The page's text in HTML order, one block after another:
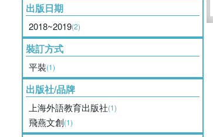
出版日期
2018~2019(2)
裝訂方式
平裝(1)
出版社/品牌
上海外語教育出版社(1)
飛燕文創(1)